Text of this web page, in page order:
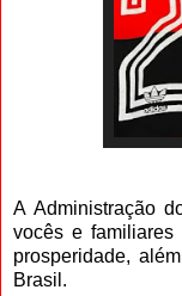
A Administração
vocês e
prosperidade,
Brasil.